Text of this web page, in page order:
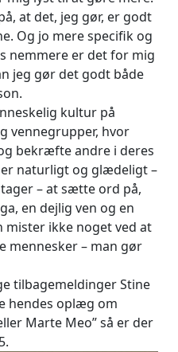
at det, jeg gør, er godt
Og jo mere specifik og
nemmere er det for mig
jeg gør det godt både
kultur på
vennegrupper, hvor
bekræfte andre i deres
naturligt og glædeligt –
– at sætte ord på,
en dejlig ven og en
mister ikke noget ved at
mennesker – man gør
tilbagemeldinger Stine
hendes oplæg om
Marte Meo” så er der